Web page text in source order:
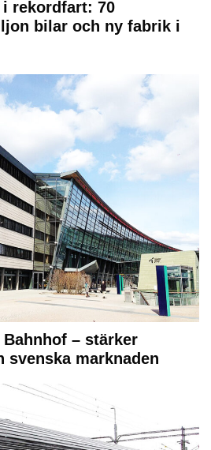
i rekordfart: 70
bilar och ny fabrik i
– stärker
svenska marknaden